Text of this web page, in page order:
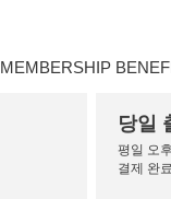
MEMBERSHIP
당일
평일 오
결제 완